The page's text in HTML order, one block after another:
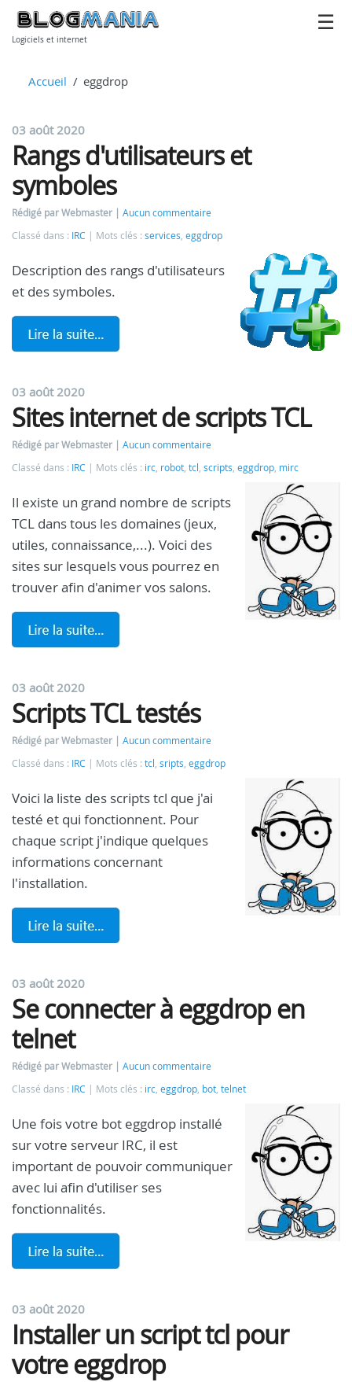
Logiciels et internet
Accueil eggdrop
03 août 2020
Rangs d'utilisateurs et
symboles
Rédigé par Webmaster
Aucun commentaire
Classé dans : IRC Mots clés : services eggdrop
Description des rangs d'utilisateurs
et des symboles.
03 août 2020
Sites internet de scripts TCL
Rédigé par Webmaster
Aucun commentaire
Classé dans : IRC Mots clés : irc robot tcl scripts eggdrop mirc
Il existe un grand nombre de scripts
TCL dans tous les domaines (jeux,
utiles, connaissance,...). Voici des
sites sur lesquels vous pourrez en
trouver afin d'animer vos salons.
03 août 2020
Scripts TCL testés
Rédigé par Webmaster
Aucun commentaire
Classé dans : IRC Mots clés : tcl sripts eggdrop
Voici la liste des scripts tcl que j'ai
testé et qui fonctionnent. Pour
chaque script j'indique quelques
informations concernant
l'installation.
03 août 2020
Se connecter à eggdrop en
telnet
Rédigé par Webmaster
Aucun commentaire
Classé dans : IRC Mots clés : irc eggdrop bot telnet
Une fois votre bot eggdrop installé
sur votre serveur IRC, il est
important de pouvoir communiquer
avec lui afin d'utiliser ses
fonctionnalités.
03 août 2020
Installer un script tcl pour
votre eggdrop